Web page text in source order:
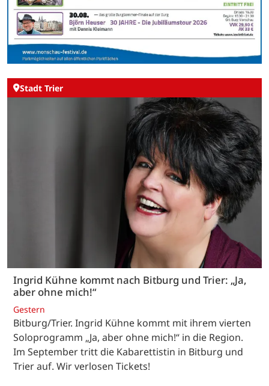
Stadt Trier
Ingrid Kühne kommt nach Bitburg und Trier: „Ja,
aber ohne mich!“
Gestern
Bitburg/Trier. Ingrid Kühne kommt mit ihrem vierten
Soloprogramm „Ja, aber ohne mich!“ in die Region.
Im September tritt die Kabarettistin in Bitburg und
Trier auf. Wir verlosen Tickets!